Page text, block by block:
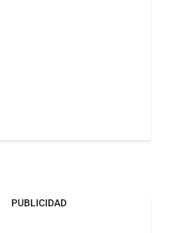
PUBLICIDAD